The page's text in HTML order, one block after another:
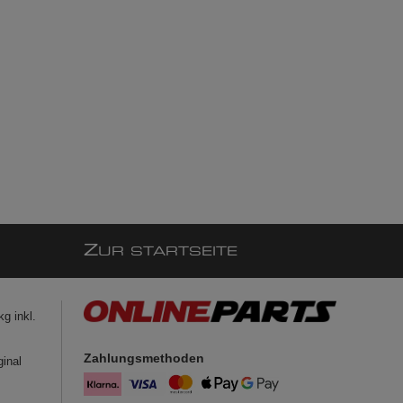
inkl.
ZUR STARTSEITE
Zahlungsmethoden